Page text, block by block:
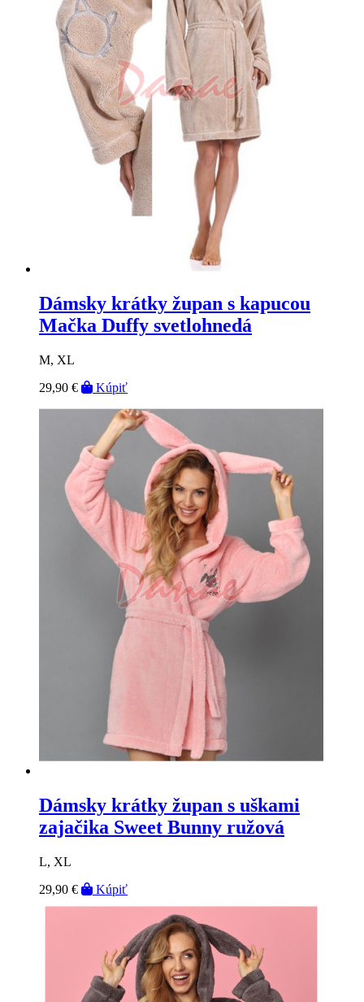
Dámsky krátky župan s kapucou
Mačka Duffy svetlohnedá
M, XL
29,90 €
Kúpiť
Dámsky krátky župan s uškami
zajačika Sweet Bunny ružová
L, XL
29,90 €
Kúpiť